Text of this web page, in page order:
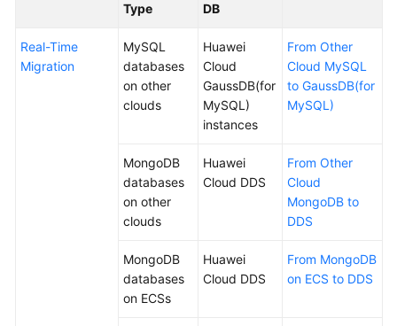
Real-
Time
Type
DB
Real-Time
Migration
MySQL
databases
on other
clouds
Huawei
Cloud
GaussDB(for
MySQL)
instances
From Other
Cloud MySQL
to GaussDB(for
MySQL)
MongoDB
databases
on other
clouds
Huawei
Cloud DDS
From Other
Cloud
MongoDB to
DDS
MongoDB
databases
on ECSs
Huawei
Cloud DDS
From MongoDB
on ECS to DDS